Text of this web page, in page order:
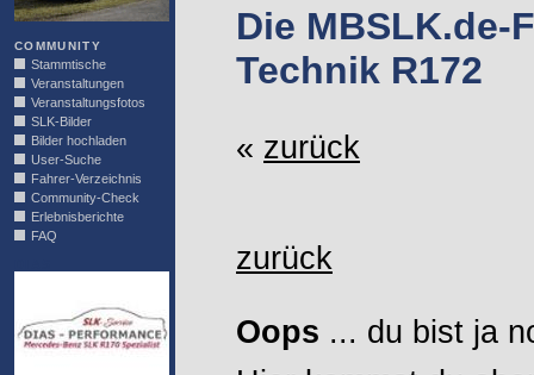
COMMUNITY
Stammtische
Veranstaltungen
Veranstaltungsfotos
SLK-Bilder
Bilder hochladen
User-Suche
Fahrer-Verzeichnis
Community-Check
Erlebnisberichte
FAQ
Die MBSLK.de-
Technik R172
« zurück
zurück
Oops ... du bist ja